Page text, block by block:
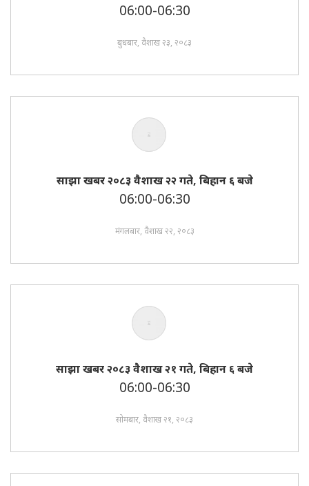
06:00-06:30
बुधबार, वैशाख २३, २०८३
साझा खबर २०८३ वैशाख २२ गते, बिहान ६ बजे
06:00-06:30
मंगलबार, वैशाख २२, २०८३
साझा खबर २०८३ वैशाख २१ गते, बिहान ६ बजे
06:00-06:30
सोमबार, वैशाख २१, २०८३